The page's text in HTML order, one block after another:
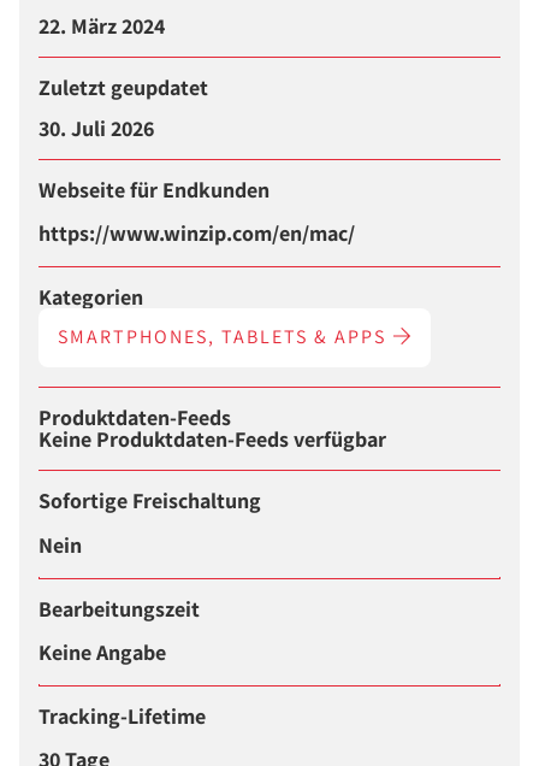
22. März 2024
Zuletzt geupdatet
30. Juli 2026
Webseite für Endkunden
https://www.winzip.com/en/mac/
Kategorien
SMARTPHONES, TABLETS & APPS
Produktdaten-Feeds
Keine Produktdaten-Feeds verfügbar
Sofortige Freischaltung
Nein
Bearbeitungszeit
Keine Angabe
Tracking-Lifetime
30 Tage